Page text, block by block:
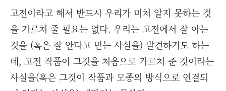
고전이라고 해서 반드시 우리가 미처 알지 못하는 것
을 가르쳐 줄 필요는 없다. 우리는 고전에서 잘 아는
것을 (혹은 잘 안다고 믿는 사실을) 발견하기도 하는
데, 고전 작품이 그것을 처음으로 가르쳐 준 것이라는
사실을(혹은 그것이 작품과 모종의 방식으로 연결되